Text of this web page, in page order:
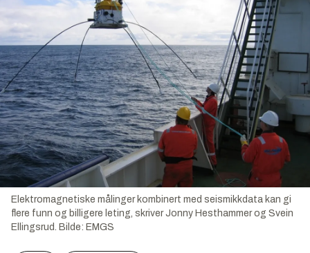
Elektromagnetiske målinger kombinert med seismikkdata kan gi
flere funn og billigere leting, skriver Jonny Hesthammer og Svein
Ellingsrud. Bilde: EMGS